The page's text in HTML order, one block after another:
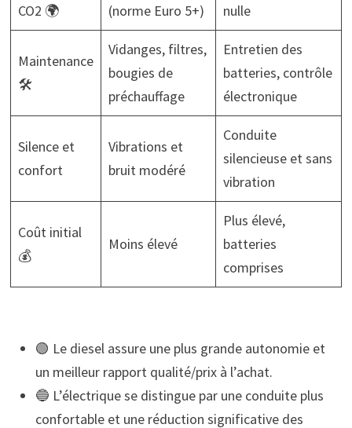
CO2 🌍
(norme Euro 5+)
nulle
Maintenance
🛠️
Vidanges, filtres,
bougies de
préchauffage
Entretien des
batteries, contrôle
électronique
Silence et
confort
Vibrations et
bruit modéré
Conduite
silencieuse et sans
vibration
Coût initial
💰
Moins élevé
Plus élevé,
batteries
comprises
🟢 Le diesel assure une plus grande autonomie et
un meilleur rapport qualité/prix à l’achat.
🔵 L’électrique se distingue par une conduite plus
confortable et une réduction significative des